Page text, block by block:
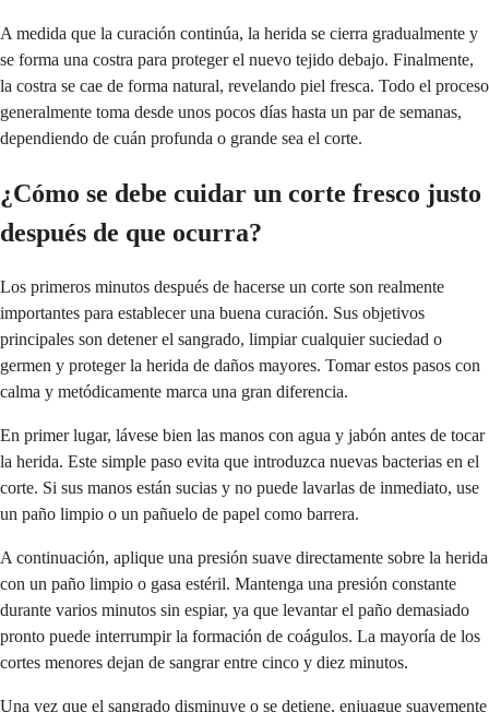
A medida que la curación continúa, la herida se cierra gradualmente y
se forma una costra para proteger el nuevo tejido debajo. Finalmente,
la costra se cae de forma natural, revelando piel fresca. Todo el proceso
generalmente toma desde unos pocos días hasta un par de semanas,
dependiendo de cuán profunda o grande sea el corte.
¿Cómo se debe cuidar un corte fresco justo
después de que ocurra?
Los primeros minutos después de hacerse un corte son realmente
importantes para establecer una buena curación. Sus objetivos
principales son detener el sangrado, limpiar cualquier suciedad o
germen y proteger la herida de daños mayores. Tomar estos pasos con
calma y metódicamente marca una gran diferencia.
En primer lugar, lávese bien las manos con agua y jabón antes de tocar
la herida. Este simple paso evita que introduzca nuevas bacterias en el
corte. Si sus manos están sucias y no puede lavarlas de inmediato, use
un paño limpio o un pañuelo de papel como barrera.
A continuación, aplique una presión suave directamente sobre la herida
con un paño limpio o gasa estéril. Mantenga una presión constante
durante varios minutos sin espiar, ya que levantar el paño demasiado
pronto puede interrumpir la formación de coágulos. La mayoría de los
cortes menores dejan de sangrar entre cinco y diez minutos.
Una vez que el sangrado disminuye o se detiene, enjuague suavemente